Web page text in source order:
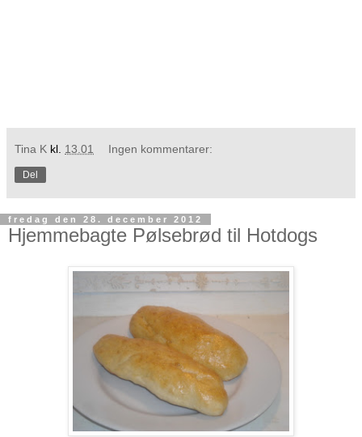
Tina K kl. 13.01 Ingen kommentarer:
Del
fredag den 28. december 2012
Hjemmebagte Pølsebrød til Hotdogs